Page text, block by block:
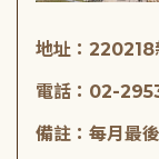
地址：220218
電話：02-
備註：每月最